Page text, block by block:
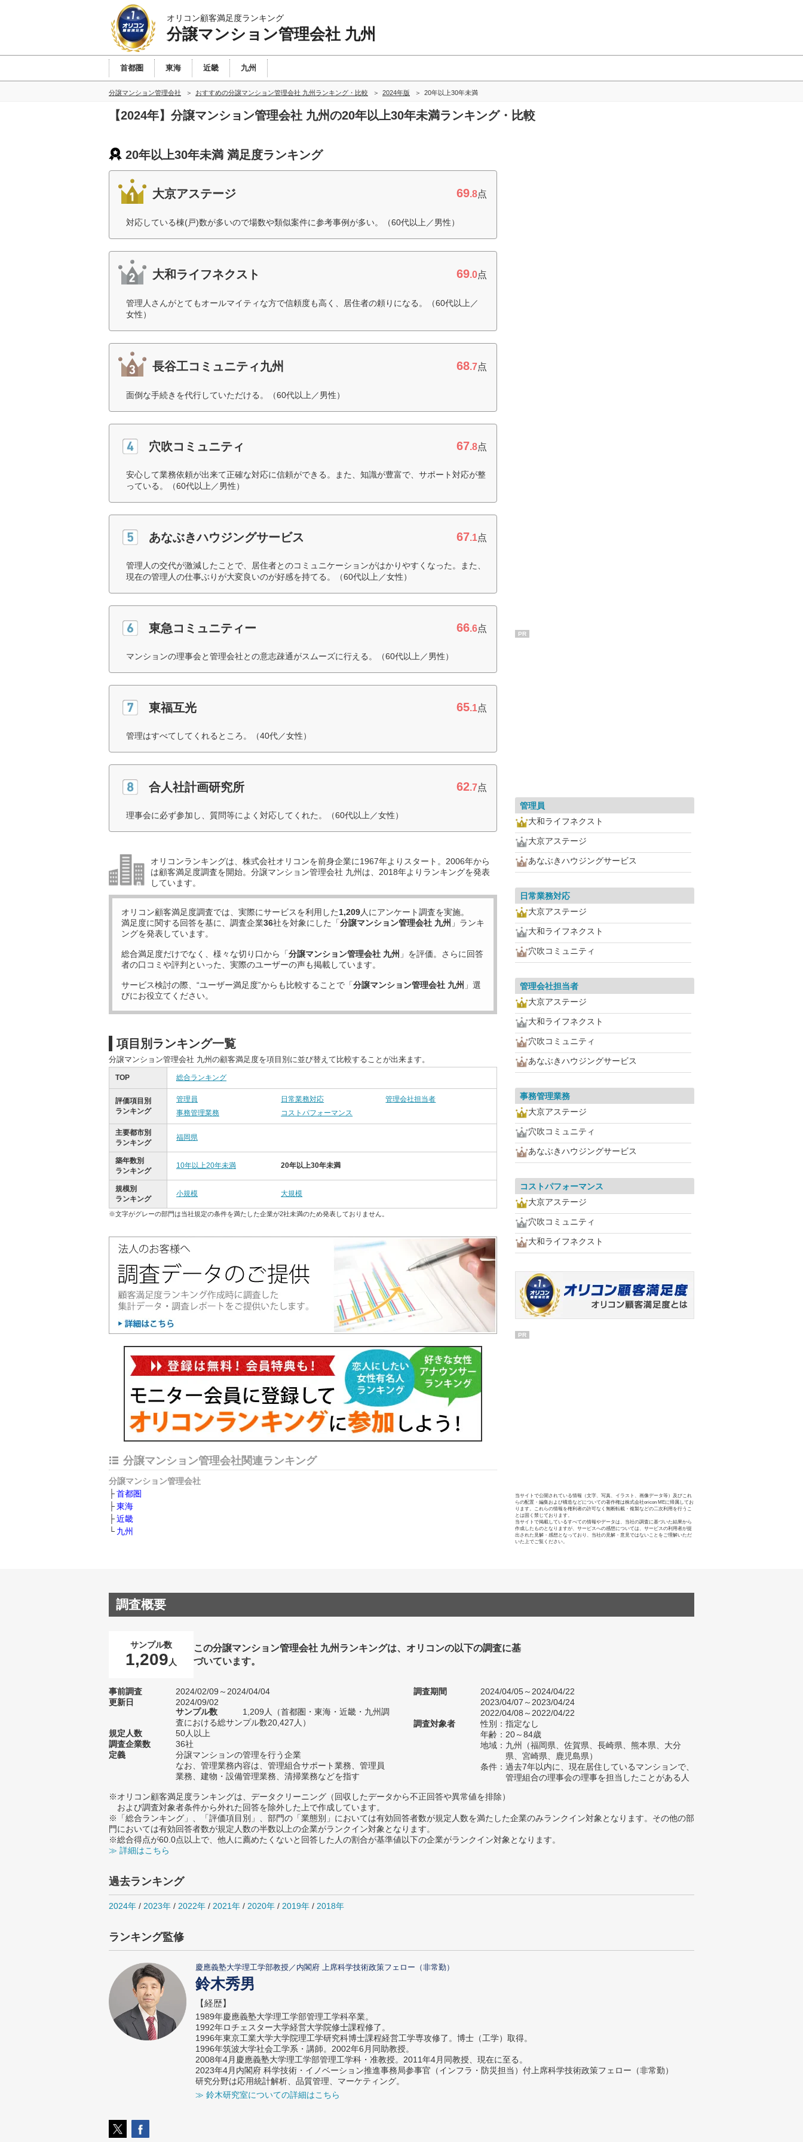
オリコン顧客満足度ランキング
分譲マンション管理会社 九州
首都圏 東海 近畿 九州
分譲マンション管理会社 おすすめの分譲マンション管理会社 九州ランキング・比較 2024年版 20年以上30年未満
【2024年】分譲マンション管理会社 九州の20年以上30年未満ランキング・比較
20年以上30年未満 満足度ランキング
大京アステージ 69.8点
対応している棟(戸)数が多いので場数や類似案件に参考事例が多い。（60代以上／男性）
大和ライフネクスト 69.0点
管理人さんがとてもオールマイティな方で信頼度も高く、居住者の頼りになる。（60代以上／
女性）
長谷工コミュニティ九州 68.7点
面倒な手続きを代行していただける。（60代以上／男性）
穴吹コミュニティ 67.8点
安心して業務依頼が出来て正確な対応に信頼ができる。また、知識が豊富で、サポート対応が整
っている。（60代以上／男性）
あなぶきハウジングサービス 67.1点
管理人の交代が激減したことで、居住者とのコミュニケーションがはかりやすくなった。また、
現在の管理人の仕事ぶりが大変良いのが好感を持てる。（60代以上／女性）
東急コミュニティー 66.6点
マンションの理事会と管理会社との意志疎通がスムーズに行える。（60代以上／男性）
東福互光 65.1点
管理はすべてしてくれるところ。（40代／女性）
合人社計画研究所 62.7点
理事会に必ず参加し、質問等によく対応してくれた。（60代以上／女性）
オリコンランキングは、株式会社オリコンを前身企業に1967年よりスタート。2006年から
は顧客満足度調査を開始。分譲マンション管理会社 九州は、2018年よりランキングを発表
しています。
オリコン顧客満足度調査では、実際にサービスを利用した1,209人にアンケート調査を実施。
満足度に関する回答を基に、調査企業36社を対象にした「分譲マンション管理会社 九州 」ランキ
ングを発表しています。
総合満足度だけでなく、様々な切り口から「分譲マンション管理会社 九州 」を評価。さらに回答
者の口コミや評判といった、実際のユーザーの声も掲載しています。
サービス検討の際、“ユーザー満足度”からも比較することで「分譲マンション管理会社 九州 」選
びにお役立てください。
項目別ランキング一覧
分譲マンション管理会社 九州の顧客満足度を項目別に並び替えて比較することが出来ます。
TOP 総合ランキング
評価項目別
ランキング
管理員 日常業務対応
管理会社担当者
事務管理業務
コストパフォーマンス
主要都市別
ランキング
福岡県
築年数別
ランキング
10年以上20年未満 20年以上30年未満
規模別
ランキング
小規模 大規模
※文字がグレーの部門は当社規定の条件を満たした企業が2社未満のため発表しておりません。
分譲マンション管理会社関連ランキング
分譲マンション管理会社
首都圏
東海
近畿
九州
PR
管理員
大和ライフネクスト
大京アステージ
あなぶきハウジングサービス
日常業務対応
大京アステージ
大和ライフネクスト
穴吹コミュニティ
管理会社担当者
大京アステージ
大和ライフネクスト
穴吹コミュニティ
あなぶきハウジングサービス
事務管理業務
大京アステージ
穴吹コミュニティ
あなぶきハウジングサービス
コストパフォーマンス
大京アステージ
穴吹コミュニティ
大和ライフネクスト
PR
当サイトで公開されている情報（文字、写真、イラスト、画像データ等）及びこれ
らの配置・編集および構造などについての著作権は株式会社oricon MEに帰属してお
ります。これらの情報を権利者の許可なく無断転載・複製などの二次利用を行うこ
とは固く禁じております。
当サイトで掲載しているすべての情報やデータは、当社の調査に基づいた結果から
作成したものとなりますが、サービスへの感想については、サービスの利用者が提
出された見解・感想となっており、当社の見解・意見ではないことをご理解いただ
いた上でご覧ください。
調査概要
サンプル数
1,209 人
この分譲マンション管理会社 九州ランキングは、オリコンの以下の調査に基
づいています。
事前調査
2024/02/09～2024/04/04
更新日
2024/09/02
サンプル数
1,209人（首都圏・東海・近畿・九州調
査における総サンプル数20,427人）
規定人数
50人以上
調査企業数
36社
定義
分譲マンションの管理を行う企業
なお、管理業務内容は、管理組合サポート業務、管理員
業務、建物・設備管理業務、清掃業務などを指す
調査期間
2024/04/05～2024/04/22
2023/04/07～2023/04/24
2022/04/08～2022/04/22
調査対象者
性別：指定なし
年齢：20～84歳
地域：九州（福岡県、佐賀県、長崎県、熊本県、大分
県、宮崎県、鹿児島県）
条件：過去7年以内に、現在居住しているマンションで、
管理組合の理事会の理事を担当したことがある人
※オリコン顧客満足度ランキングは、データクリーニング（回収したデータから不正回答や異常値を排除）
および調査対象者条件から外れた回答を除外した上で作成しています。
※「総合ランキング」、「評価項目別」、部門の「業態別」においては有効回答者数が規定人数を満たした企業のみランクイン対象となります。その他の部
門においては有効回答者数が規定人数の半数以上の企業がランクイン対象となります。
※総合得点が60.0点以上で、他人に薦めたくないと回答した人の割合が基準値以下の企業がランクイン対象となります。
≫ 詳細はこちら
過去ランキング
2024年 / 2023年 / 2022年 / 2021年 / 2020年 / 2019年 / 2018年
ランキング監修
慶應義塾大学理工学部教授／内閣府 上席科学技術政策フェロー（非常勤）
鈴木秀男
【経歴】
1989年慶應義塾大学理工学部管理工学科卒業。
1992年ロチェスター大学経営大学院修士課程修了。
1996年東京工業大学大学院理工学研究科博士課程経営工学専攻修了。博士（工学）取得。
1996年筑波大学社会工学系・講師。2002年6月同助教授。
2008年4月慶應義塾大学理工学部管理工学科・准教授。2011年4月同教授、現在に至る。
2023年4月内閣府 科学技術・イノベーション推進事務局参事官（インフラ・防災担当）付上席科学技術政策フェロー（非常勤）
研究分野は応用統計解析、品質管理、マーケティング。
≫ 鈴木研究室についての詳細はこちら